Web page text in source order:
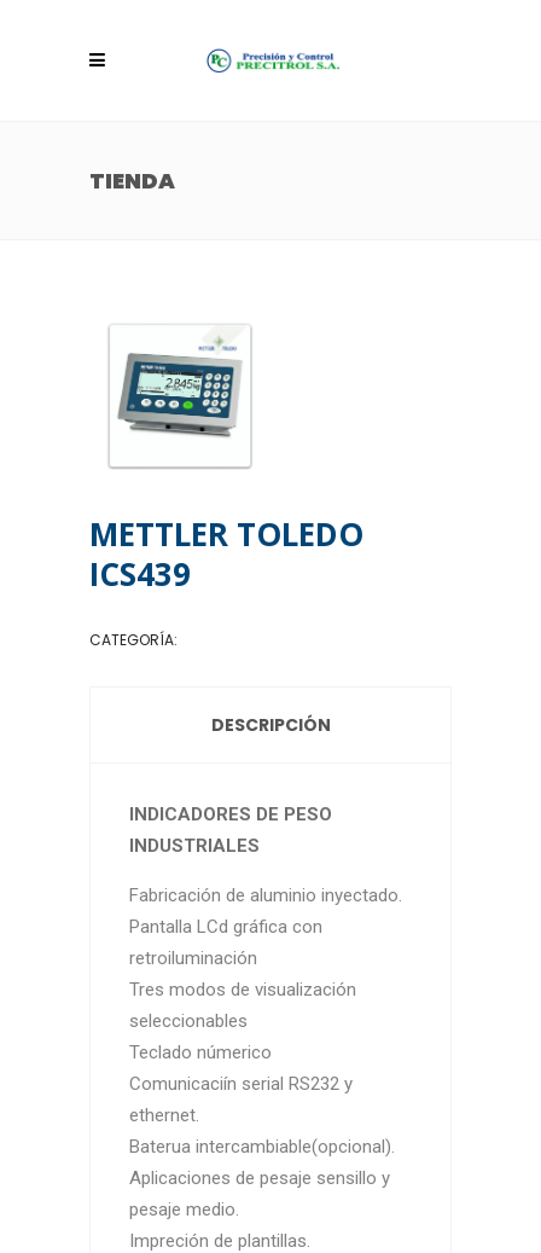
TIENDA
METTLER TOLEDO
ICS439
CATEGORÍA:
DESCRIPCIÓN
INDICADORES DE PESO
INDUSTRIALES
Fabricación de aluminio inyectado.
Pantalla LCd gráfica con
retroiluminación
Tres modos de visualización
seleccionables
Teclado númerico
Comunicaciín serial RS232 y
ethernet.
Baterua intercambiable(opcional).
Aplicaciones de pesaje sensillo y
pesaje medio.
Impreción de plantillas.